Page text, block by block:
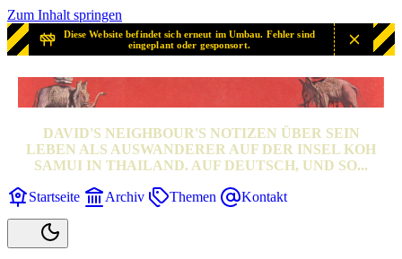
Zum Inhalt springen
Diese Website befindet sich erneut im Umbau. Fehler sind
eingeplant oder gesponsort.
SAMUI? SAMUI!
DAVID'S NEIGHBOUR'S NOTIZEN ÜBER SEIN
LEBEN ALS AUSWANDERER AUF DER INSEL KOH
SAMUI IN THAILAND. AUF DEUTSCH, UND SO...
Startseite Archiv Themen Kontakt